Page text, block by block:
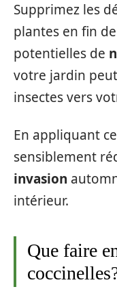
Supprimez les
plantes en fin
potentielles de
votre jardin
insectes vers
En appliquant
sensiblement
invasion
intérieur.
Que faire